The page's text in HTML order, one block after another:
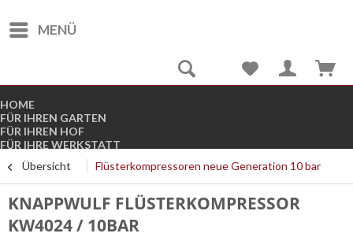
MENÜ
HOME
FÜR IHREN GARTEN
FÜR IHREN HOF
FÜR IHRE WERKSTATT
FÜR DEN WINTER
KOMPRESSOREN
STROMGENERATOREN
B-WARE
ALLGEMEIN
Übersicht Flüsterkompressoren neue Generation 10 bar
KNAPPWULF FLÜSTERKOMPRESSOR
KW4024 / 10BAR